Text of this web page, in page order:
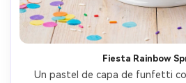
Fiesta Rainbow
Un pastel de capa de funfetti